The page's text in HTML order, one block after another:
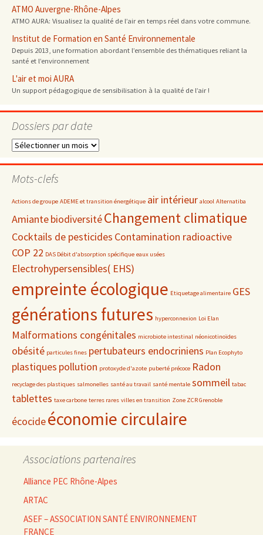
ATMO Auvergne-Rhône-Alpes
ATMO AURA: Visualisez la qualité de l’air en temps réel dans votre commune.
Institut de Formation en Santé Environnementale
Depuis 2013, une formation abordant l’ensemble des thématiques reliant la
santé et l’environnement
L'air et moi AURA
Un support pédagogique de sensibilisation à la qualité de l’air !
Dossiers par date
Dossiers
date
Mots-clefs
Actions de groupe ADEME et transition énergétique air intérieur alcool Alternatiba
AmiantebiodiversitéChangement climatique
Cocktails de pesticides Contamination radioactive
COP 22 DAS Débit d'absorption spécifique eaux usées
Electrohypersensibles( EHS)
empreinte écologique Etiquetage alimentaire GES
générations futures hyperconnexion Loi Elan
Malformations congénitales microbiote intestinal néonicotinoïdes
obésité particules fines pertubateurs endocriniens Plan Ecophyto
plastiques pollution protoxyde d'azote puberté précoce Radon
recyclage des plastiques salmonelles santé au travail santé mentale sommeil tabac
tablettes taxe carbone terres rares villes en transition Zone ZCR Grenoble
écocideéconomie circulaire
Associations partenaires
Alliance PEC Rhône-Alpes
ARTAC
ASEF – ASSOCIATION SANTÉ ENVIRONNEMENT
FRANCE